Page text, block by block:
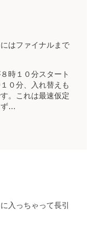
はファイナルまで
時１０分スタート
０分、入れ替えも
。これは最速仮定
ず…
入っちゃって長引